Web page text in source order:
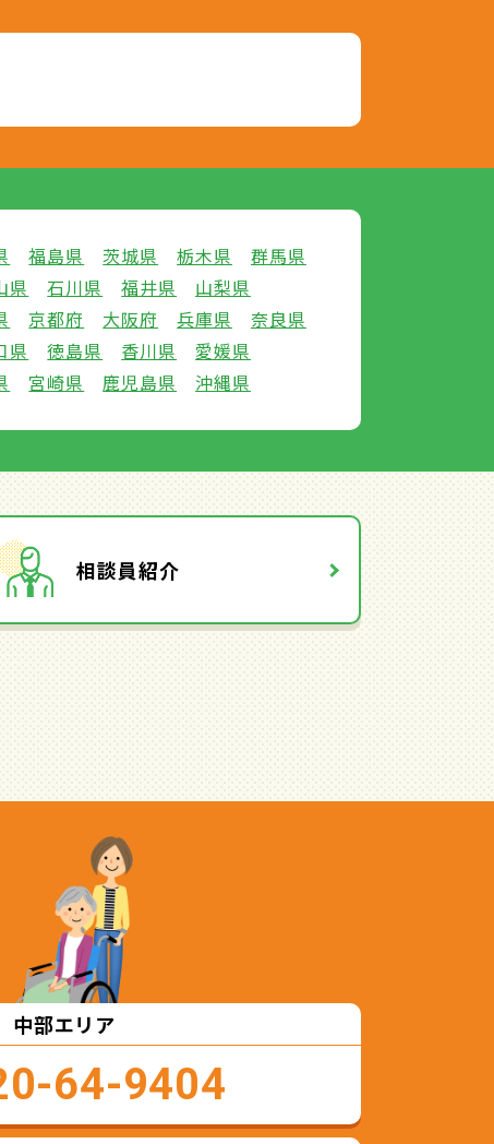
福島県 茨城県 栃木県
群馬県
県 石川県 福井県
山梨県
京都府 大阪府 兵庫県
奈良県
県 徳島県 香川県
愛媛県
宮崎県 鹿児島県 沖縄県
相談員紹介
中部エリア
64-9404